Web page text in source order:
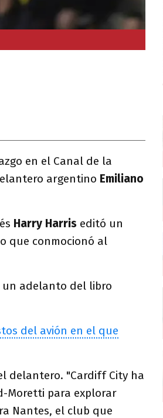
en el Canal de la
argentino Emiliano
Harry Harris editó un
que conmocionó al
un adelanto del libro
del avión en el que
delantero. "Cardiff City ha
Moretti para explorar
Nantes, el club que